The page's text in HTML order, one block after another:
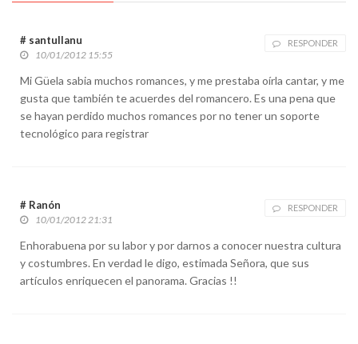
# santullanu RESPONDER
10/01/2012 15:55
Mi Güela sabia muchos romances, y me prestaba oírla cantar, y me
gusta que también te acuerdes del romancero. Es una pena que
se hayan perdido muchos romances por no tener un soporte
tecnológico para registrar
# Ranón RESPONDER
10/01/2012 21:31
Enhorabuena por su labor y por darnos a conocer nuestra cultura
y costumbres. En verdad le digo, estimada Señora, que sus
artículos enriquecen el panorama. Gracias !!